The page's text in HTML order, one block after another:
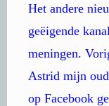
Het andere
geëigende
meningen.
Astrid mijn
op Facebook